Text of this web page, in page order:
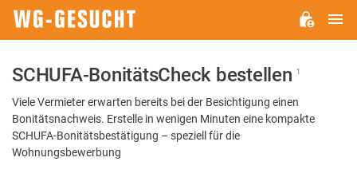
SCHUFA-BonitätsCheck bestellen1
Viele Vermieter erwarten bereits bei der Besichtigung einen
Bonitätsnachweis. Erstelle in wenigen Minuten eine kompakte
SCHUFA-Bonitätsbestätigung – speziell für die
Wohnungsbewerbung